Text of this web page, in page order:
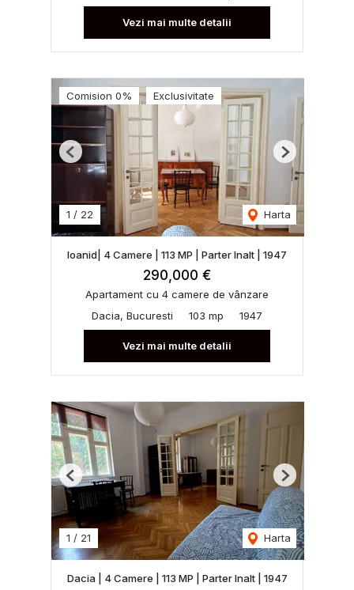
Vezi mai multe detalii
Comision 0% Exclusivitate
1 / 22 Harta
Previous Next
Ioanid| 4 Camere | 113 MP | Parter Inalt | 1947
290,000 €
Apartament cu 4 camere de vânzare
Dacia, Bucuresti
103 mp 1947
Vezi mai multe detalii
1 / 21 Harta
Previous Next
Dacia | 4 Camere | 113 MP | Parter Inalt | 1947